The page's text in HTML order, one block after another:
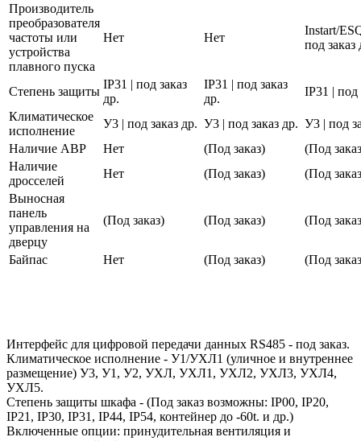
Производитель
преобразователя
частоты или
устройства
плавного пуска
Нет Нет
Instart/
под заказ
Степень защиты
IP31 | под заказ
др.
IP31 | под заказ
др.
IP31 | под
Климатическое
исполнение
У3 | под заказ др. У3 | под заказ др. У3 | под
Наличие АВР
Нет (Под заказ)
(Под
Наличие
дросселей
Нет (Под заказ)
(Под
Выносная
панель
управления на
дверцу
(Под заказ) (Под заказ) (Под
Байпас Нет (Под заказ) (Под
Интерфейс для цифровой передачи данных RS485 - под заказ.
Климатическое исполнение - У1/УХЛ1 (уличное и внутреннее
размещение) У3, У1, У2, УХЛ, УХЛ1, УХЛ2, УХЛ3, УХЛ4,
УХЛ5.
Степень защиты шкафа - (Под заказ возможны: IP00, IP20,
IP21, IP30, IP31, IP44, IP54, контейнер до -60t. и др.)
Включенные опции: принудительная вентиляция и